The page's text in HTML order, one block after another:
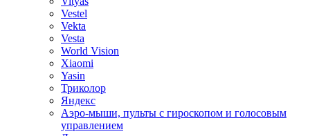
Vestel
Vekta
Vesta
World Vision
Xiaomi
Yasin
Триколор
Яндекс
Аэро-мыши, пульты с гироскопом и голосовым
управлением